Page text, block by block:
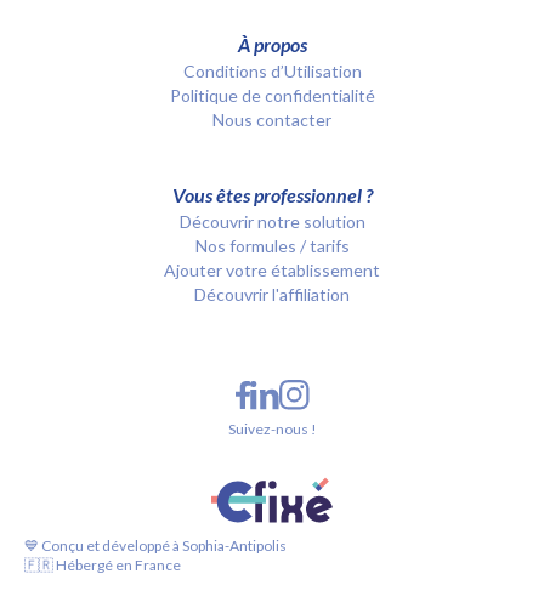
À propos
Conditions d’Utilisation
Politique de confidentialité
Nous contacter
Vous êtes professionnel ?
Découvrir notre solution
Nos formules / tarifs
Ajouter votre établissement
Découvrir l'affiliation
💙 Conçu et développé à Sophia-Antipolis
🇫🇷 Hébergé en France
Suivez-nous !